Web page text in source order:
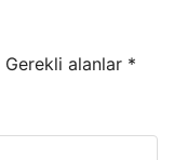
Gerekli alanlar *